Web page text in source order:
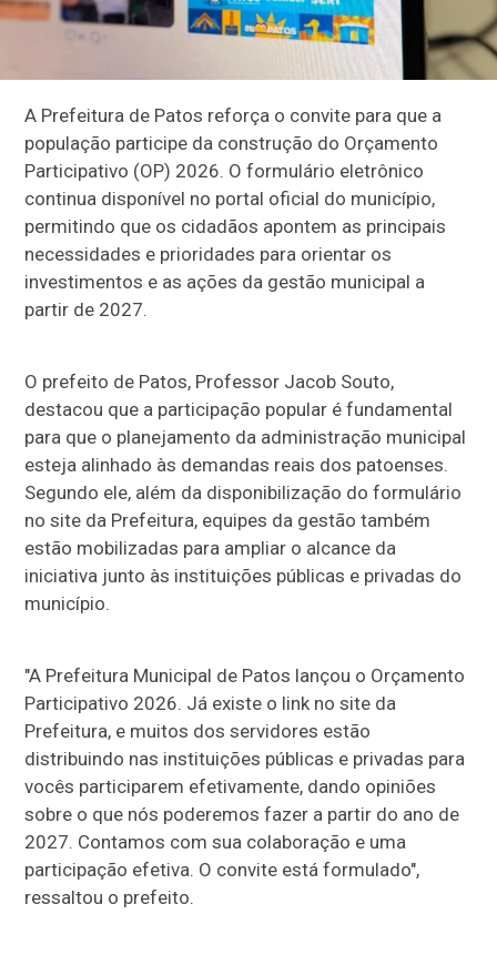
A Prefeitura de Patos reforça o convite para que a
população participe da construção do Orçamento
Participativo (OP) 2026. O formulário eletrônico
continua disponível no portal oficial do município,
permitindo que os cidadãos apontem as principais
necessidades e prioridades para orientar os
investimentos e as ações da gestão municipal a
partir de 2027.
O prefeito de Patos, Professor Jacob Souto,
destacou que a participação popular é fundamental
para que o planejamento da administração municipal
esteja alinhado às demandas reais dos patoenses.
Segundo ele, além da disponibilização do formulário
no site da Prefeitura, equipes da gestão também
estão mobilizadas para ampliar o alcance da
iniciativa junto às instituições públicas e privadas do
município.
"A Prefeitura Municipal de Patos lançou o Orçamento
Participativo 2026. Já existe o link no site da
Prefeitura, e muitos dos servidores estão
distribuindo nas instituições públicas e privadas para
vocês participarem efetivamente, dando opiniões
sobre o que nós poderemos fazer a partir do ano de
2027. Contamos com sua colaboração e uma
participação efetiva. O convite está formulado",
ressaltou o prefeito.